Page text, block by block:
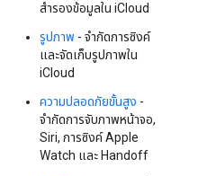
สำรองข้อมูลใน iCloud
รูปภาพ - จำกัดการซิงค์
และจัดเก็บรูปภาพใน
iCloud
ความปลอดภัยขั้นสูง -
จํากัดการจับภาพหน้าจอ,
Siri, การซิงค์ Apple
Watch และ Handoff